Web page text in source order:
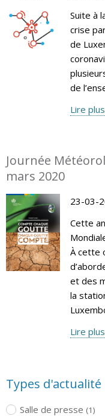
Suite à
crise
de
de
Lire plus
Journée
mars 2020
23-03-
Cette
À cette
et des
la
Lire plus
Types d'actualité
Salle de presse (1)